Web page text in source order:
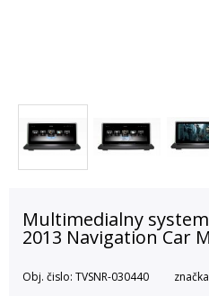
Multimedialny system
2013 Navigation Car
Obj. čislo: TVSNR-030440